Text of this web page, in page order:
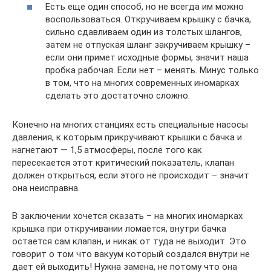
Есть еще один способ, но не всегда им можно
воспользоваться. Откручиваем крышку с бачка,
сильно сдавливаем один из толстых шлангов,
затем не отпуская шланг закручиваем крышку –
если они примет исходные формы, значит наша
пробка рабочая. Если нет – менять. Минус только
в том, что на многих современных иномарках
сделать это достаточно сложно.
Конечно на многих станциях есть специальные насосы
давления, к которым прикручивают крышки с бачка и
нагнетают — 1,5 атмосферы, после того как
пересекается этот критический показатель, клапан
должен открыться, если этого не происходит – значит
она неисправна.
В заключении хочется сказать – на многих иномарках
крышка при откручивании ломается, внутри бачка
остается сам клапан, и никак от туда не выходит. Это
говорит о том что вакуум который создался внутри не
дает ей выходить! Нужна замена, не потому что она